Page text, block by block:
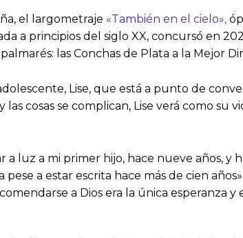
el largometraje «También en el cielo»,
a principios del siglo XX, concursó en
las Conchas de Plata a la Mejor
Lise, que está a punto de
cosas se complican, Lise verá como su
a luz a mi primer hijo, hace nueve años,
a estar escrita hace más de cien
a Dios era la única esperanza y